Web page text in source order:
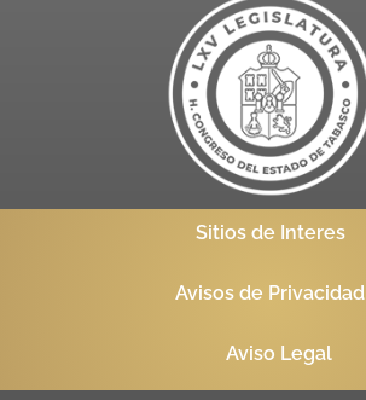
Sitios de Interes
Avisos de Privacidad
Aviso Legal